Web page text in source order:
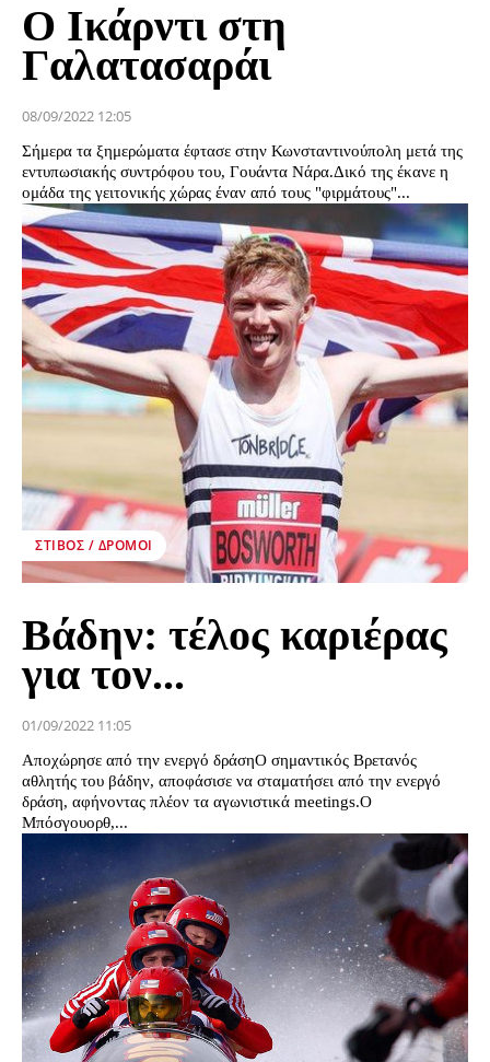
Ο Ικάρντι στη
Γαλατασαράι
08/09/2022 12:05
Σήμερα τα ξημερώματα έφτασε στην Κωνσταντινούπολη μετά της
εντυπωσιακής συντρόφου του, Γουάντα Νάρα.Δικό της έκανε η
ομάδα της γειτονικής χώρας έναν από τους "φιρμάτους"...
ΣΤΊΒΟΣ / ΔΡΌΜΟΙ
Βάδην: τέλος καριέρας
για τον...
01/09/2022 11:05
Αποχώρησε από την ενεργό δράσηΟ σημαντικός Βρετανός
αθλητής του βάδην, αποφάσισε να σταματήσει από την ενεργό
δράση, αφήνοντας πλέον τα αγωνιστικά meetings.Ο
Μπόσγουορθ,...